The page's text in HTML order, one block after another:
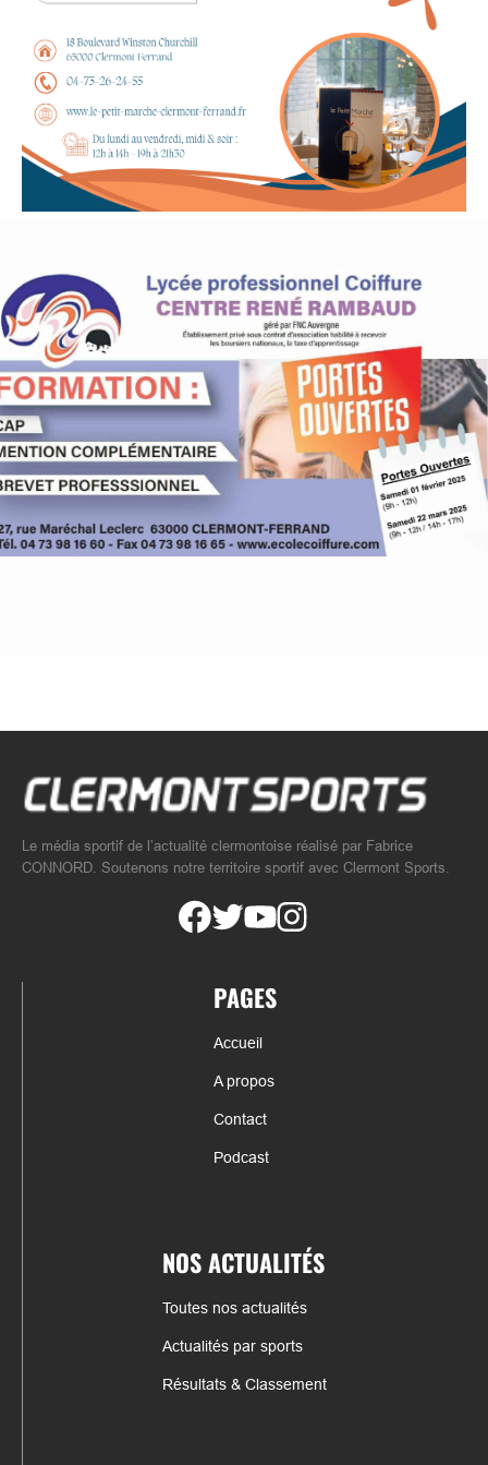
Le média sportif de l’actualité clermontoise réalisé par Fabrice
CONNORD. Soutenons notre territoire sportif avec Clermont Sports.
PAGES
Accueil
A propos
Contact
Podcast
NOS ACTUALITÉS
Toutes nos actualités
Actualités par sports
Résultats & Classement